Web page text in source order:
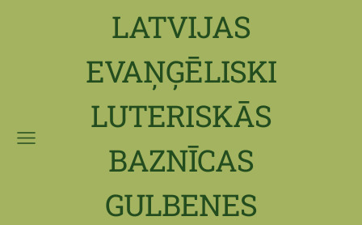
LATVIJAS
EVAŅĢĒLISKI
LUTERISKĀS
BAZNĪCAS
GULBENES